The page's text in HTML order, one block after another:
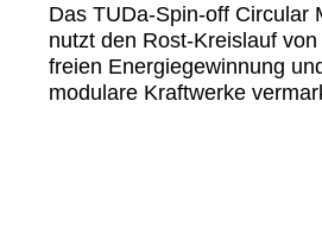
Das TUDa-Spin-off Circular
nutzt den Rost-Kreislauf
freien Energiegewinnung
modulare Kraftwerke